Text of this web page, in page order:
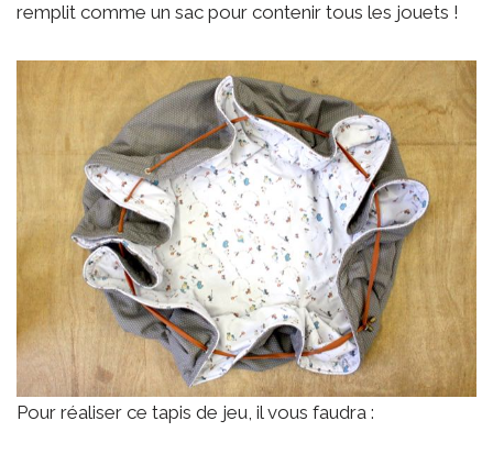
remplit comme un sac pour contenir tous les jouets !
Pour réaliser ce tapis de jeu, il vous faudra :